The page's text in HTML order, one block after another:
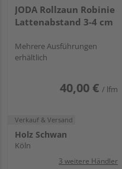
JODA Rollzaun Robinie
Lattenabstand 3-4 cm
Mehrere Ausführungen
erhältlich
40,00 € / lfm
Verkauf & Versand
Holz Schwan
Köln
3 weitere Händler